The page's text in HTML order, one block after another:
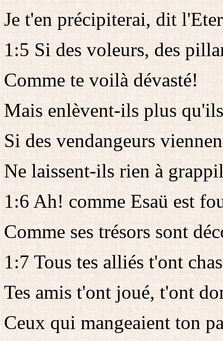
Je t'en précipiterai, dit
1:5 Si des voleurs, des
Comme te voilà dévasté!
Mais enlèvent-ils plus
Si des vendangeurs
Ne laissent-ils rien à
1:6 Ah! comme Esaü est
Comme ses trésors sont
1:7 Tous tes alliés t'ont
Tes amis t'ont joué, t'ont
Ceux qui mangeaient ton